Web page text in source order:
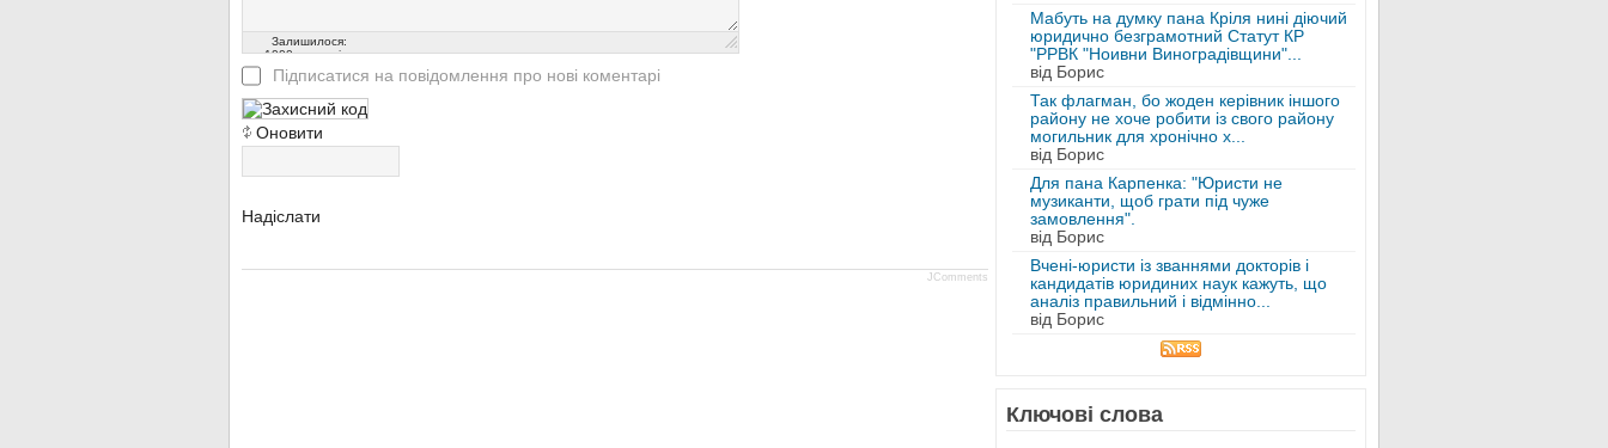
Залишилося:
1000символів
Підписатися на повідомлення про нові коментарі
Оновити
Надіслати
JComments
Мабуть на думку пана Кріля нині діючий
юридично безграмотний Статут КР
"РРВК "Ноивни Виноградівщини"...
від Борис
Так флагман, бо жоден керівник іншого
району не хоче робити із свого району
могильник для хронічно х...
від Борис
Для пана Карпенка: "Юристи не
музиканти, щоб грати під чуже
замовлення".
від Борис
Вчені-юристи із званнями докторів і
кандидатів юридиних наук кажуть, що
аналіз правильний і відмінно...
від Борис
Ключові слова